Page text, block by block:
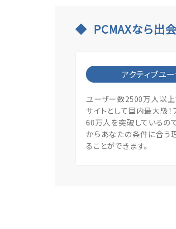
PCMAXなら出
アクティブユ
ユーザー数2500万人以
サイトとして国内最大級
60万人を突破しているの
からあなたの条件に合う
ることができます。